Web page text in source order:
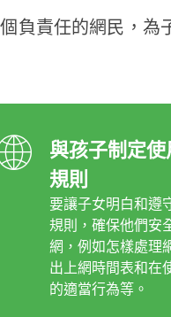
負責任的網民，為
與孩子制定
規則
要讓子女明白和遵
規則，確保他們安
網，例如怎樣處理
出上網時間表和在
的適當行為等。